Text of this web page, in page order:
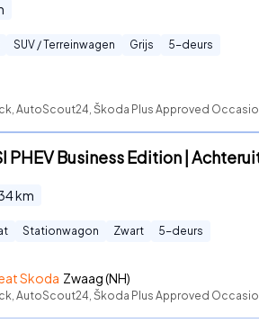
SUV / Terreinwagen Grijs 5-deurs
AutoScout24, Škoda Plus Approved
PHEV Business Edition |
km
Stationwagon Zwart 5-deurs
Skoda Zwaag (NH)
AutoScout24, Škoda Plus Approved